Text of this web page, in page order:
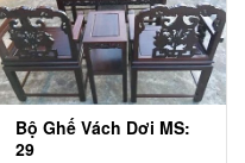
Bộ Ghế Vách Dơi MS:
29